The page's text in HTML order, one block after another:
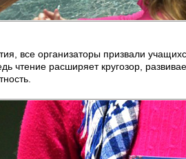
все организаторы призвали
чтение расширяет кругозор,